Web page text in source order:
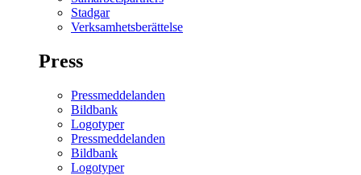
Stadgar
Verksamhetsberättelse
Press
Pressmeddelanden
Bildbank
Logotyper
Pressmeddelanden
Bildbank
Logotyper